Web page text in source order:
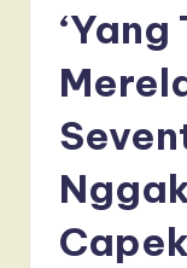
‘Yang
Capek